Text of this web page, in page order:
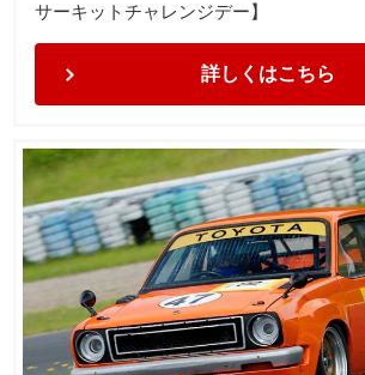
サーキットチャレンジデー】
詳しくはこちら